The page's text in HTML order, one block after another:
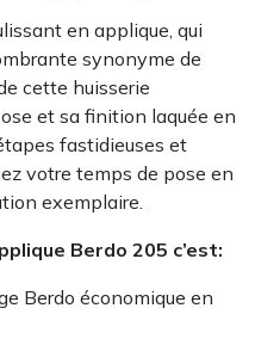
en applique, qui
synonyme de
cette huisserie
et sa finition laquée en
fastidieuses et
votre temps de pose en
exemplaire.
Berdo 205 c’est:
Berdo économique en